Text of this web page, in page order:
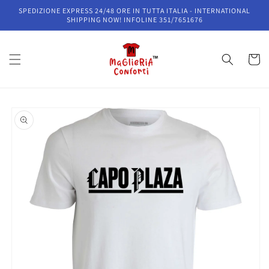
direttamente
SPEDIZIONE EXPRESS 24/48 ORE IN TUTTA ITALIA - INTERNATIONAL
SHIPPING NOW! INFOLINE 351/7651676
Carrello
informazioni
sul prodotto